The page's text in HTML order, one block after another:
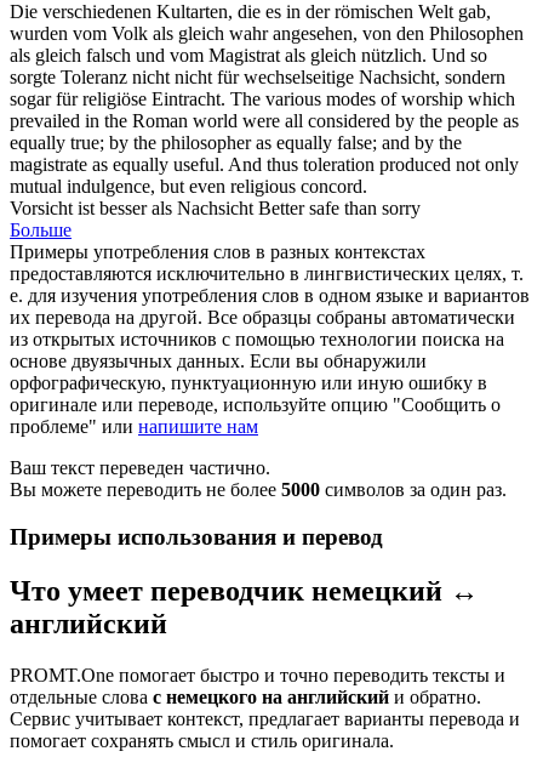
Die verschiedenen Kultarten, die es in der römischen Welt gab,
wurden vom Volk als gleich wahr angesehen, von den Philosophen
als gleich falsch und vom Magistrat als gleich nützlich. Und so
sorgte Toleranz nicht nicht für wechselseitige Nachsicht, sondern
sogar für religiöse Eintracht. The various modes of worship which
prevailed in the Roman world were all considered by the people as
equally true; by the philosopher as equally false; and by the
magistrate as equally useful. And thus toleration produced not only
mutual indulgence, but even religious concord.
Vorsicht ist besser als Nachsicht Better safe than sorry
Больше
Примеры употребления слов в разных контекстах
предоставляются исключительно в лингвистических целях, т.
е. для изучения употребления слов в одном языке и вариантов
их перевода на другой. Все образцы собраны автоматически
из открытых источников с помощью технологии поиска на
основе двуязычных данных. Если вы обнаружили
орфографическую, пунктуационную или иную ошибку в
оригинале или переводе, используйте опцию "Сообщить о
проблеме" или напишите нам
Ваш текст переведен частично.
Вы можете переводить не более 5000 символов за один раз.
Примеры использования и перевод
Что умеет переводчик немецкий ↔
английский
PROMT.One помогает быстро и точно переводить тексты и
отдельные слова с немецкого на английский и обратно.
Сервис учитывает контекст, предлагает варианты перевода и
помогает сохранять смысл и стиль оригинала.